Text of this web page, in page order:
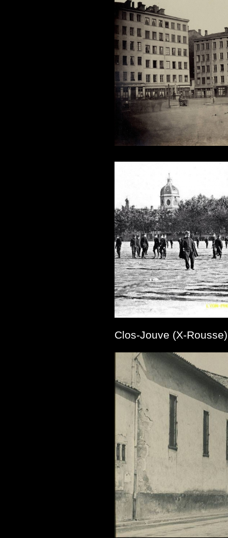
Clos-Jouve (X-Rousse)